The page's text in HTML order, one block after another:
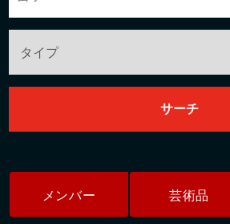
メンバー 芸術品